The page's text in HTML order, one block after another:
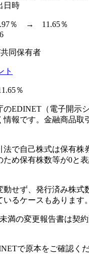
時
％ → 11.65％
同保有者
ト
％
EDINET（電子開示
情報です。金融商品取
で自己株式は保有株
ため保有株数等が0と
せず、発行済み株式
るケースもあります。
満の変更報告書は契
で原本をご確認くだ